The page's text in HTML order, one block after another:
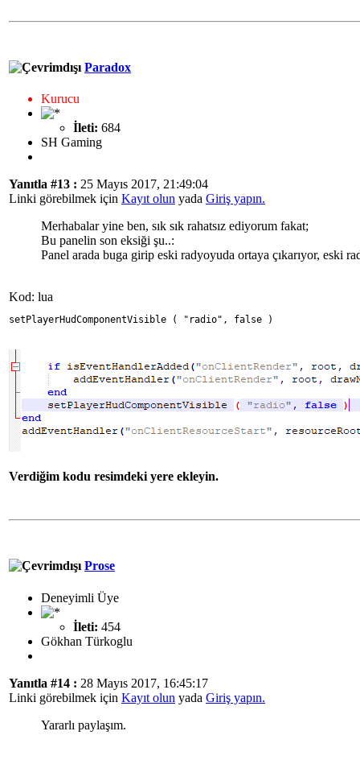
Paradox
Kurucu
İleti: 684
SH Gaming
Yanıtla #13 : 25 Mayıs 2017, 21:49:04
Linki görebilmek için Kayıt olun yada Giriş yapın.
Merhabalar yine ben, sık sık rahatsız ediyorum fakat;
Bu panelin son eksiği şu..:
Panel arada buga girip eski radyoyuda ortaya çıkarıyor, eski
Kod: lua
setPlayerHudComponentVisible ( "radio", false )
Verdiğim kodu resimdeki yere ekleyin.
Prose
Deneyimli Üye
İleti: 454
Gökhan Türkoglu
Yanıtla #14 : 28 Mayıs 2017, 16:45:17
Linki görebilmek için Kayıt olun yada Giriş yapın.
Yararlı paylaşım.